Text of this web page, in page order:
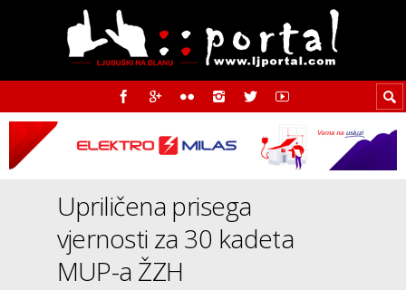
Upriličena prisega
vjernosti za 30 kadeta
MUP-a ŽZH